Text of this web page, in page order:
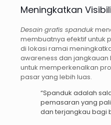
Meningkatkan
Desain grafis spanduk
membuatnya efektif untuk
di lokasi ramai
awareness dan jangkauan
untuk memperkenalkan
pasar yang lebih luas.
“Spanduk adalah
pemasaran yang
dan terjangkau bagi